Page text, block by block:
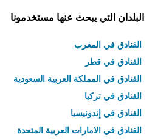
البلدان التي يبحث عنها مستخدمونا
الفنادق في المغرب
الفنادق في قطر
الفنادق في المملكة العربية السعودية
الفنادق في تركيا
الفنادق في إندونيسيا
الفنادق في الامارات العربية المتحدة